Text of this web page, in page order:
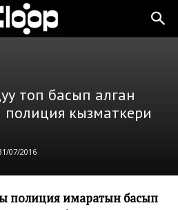
топ басып алган
кызматкери
07/2016
полиция имаратын басып